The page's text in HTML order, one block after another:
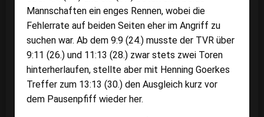
Mannschaften ein enges Rennen, wobei die
Fehlerrate auf beiden Seiten eher im Angriff zu
suchen war. Ab dem 9:9 (24.) musste der TVR über
9:11 (26.) und 11:13 (28.) zwar stets zwei Toren
hinterherlaufen, stellte aber mit Henning Goerkes
Treffer zum 13:13 (30.) den Ausgleich kurz vor
dem Pausenpfiff wieder her.